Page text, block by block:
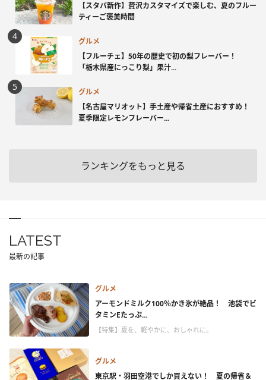
【スタバ新作】贅沢カスタマイズで楽しむ、夏のフルー
ティーご褒美時間
グルメ
【フルーチェ】50年の歴史で初の梨フレーバー！
「栃木県産にっこり梨」果汁...
グルメ
【名古屋マリオット】手土産や帰省土産におすすめ！
夏季限定レモンフレーバー...
ランキングをもっと見る
LATEST
最新の記事
グルメ
アーモンドミルク100％かき氷が絶品！ 池袋でビ
タミンEたっぷ...
【特集】夏を、軽やかに、おしゃれに。
グルメ
東京駅・羽田空港でしか買えない！ 夏の帰省＆